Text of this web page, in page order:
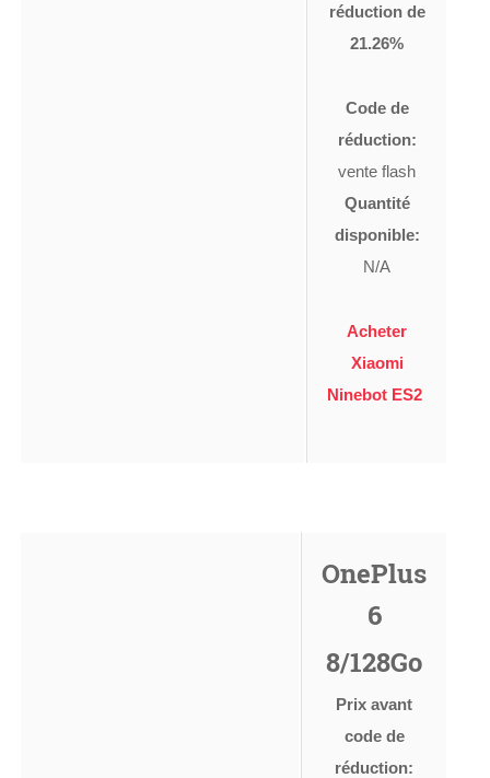
réduction de
21.26%
Code de
réduction:
vente flash
Quantité
disponible:
N/A
Acheter
Xiaomi
Ninebot ES2
OnePlus
6
8/128Go
Prix avant
code de
réduction: